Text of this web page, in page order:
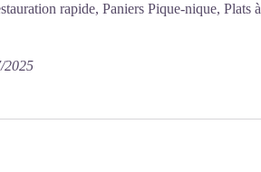
rapide, Paniers Pique-nique, Plats à
2025